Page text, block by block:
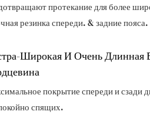
протекание для более
резинка спереди. & задние пояса.
Широкая И Очень
покрытие спереди и сзади
спящих.